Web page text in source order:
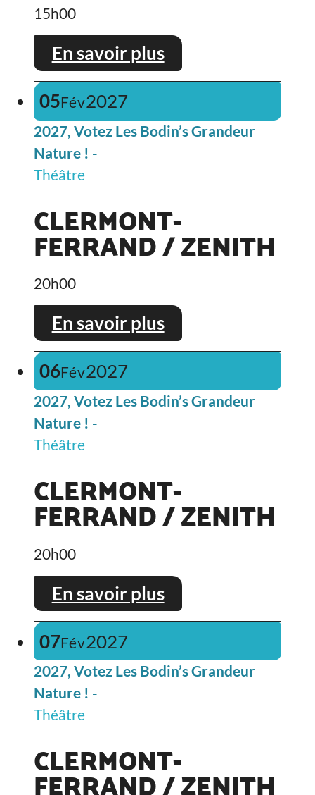
15h00
En savoir plus
05Fév2027
2027, Votez Les Bodin’s Grandeur
Nature ! -
Théâtre
CLERMONT-
FERRAND / ZENITH
20h00
En savoir plus
06Fév2027
2027, Votez Les Bodin’s Grandeur
Nature ! -
Théâtre
CLERMONT-
FERRAND / ZENITH
20h00
En savoir plus
07Fév2027
2027, Votez Les Bodin’s Grandeur
Nature ! -
Théâtre
CLERMONT-